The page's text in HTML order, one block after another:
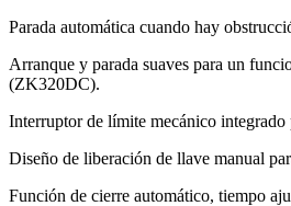
Parada automática cuando hay
Arranque y parada suaves para un
(ZK320DC).
Interruptor de límite mecánico integrado
Diseño de liberación de llave manual
Función de cierre automático, tiempo